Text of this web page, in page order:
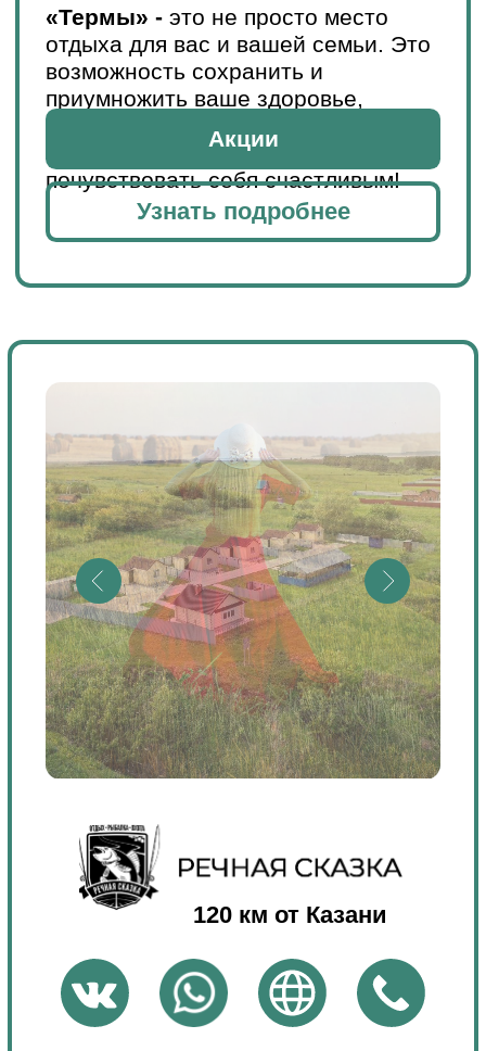
Сезон пляжного отдыха 2023 в
самом разгаре.
Турагентство ANEX TOUR
предлагает широкий выбор туров на
пляжные экскурсионные и
Независимо от того, мечтаете ли вы
о солнечных пляжах Турции, ОАЭ,
пляжах Сочи или предпочитаете
активный отдых на горнолыжных
курортах - у нас вы найдете
идеальный вариант для себя.